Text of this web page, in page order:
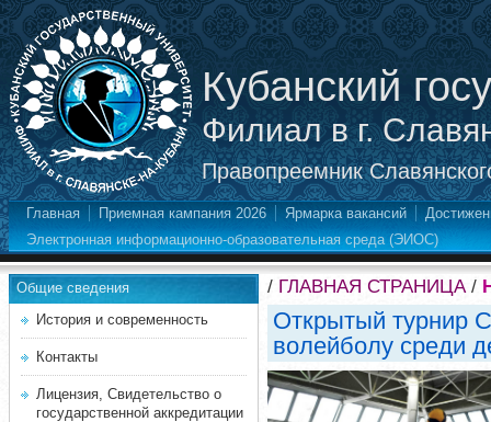
Кубанский
Филиал в г.
Правопреемник
Главная Приемная кампания 2026 Ярмарка вакансий
Электронная информационно-образовательная среда (ЭИОС)
Общие сведения
История и современность
Контакты
Лицензия, Свидетельство о
государственной аккредитации
/ ГЛАВНАЯ СТРАНИЦА/
Открытый турнир
волейболу среди